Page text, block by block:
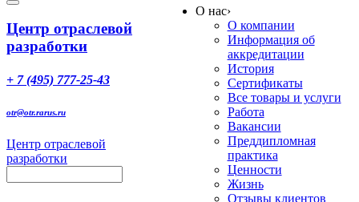
Toggle
Центр отраслевой
разработки
+ 7 (495) 777-25-43
otr@otr.rarus.ru
Центр отраслевой
разработки
О нас›
О компании
Информация об
аккредитации
История
Сертификаты
Все товары и услуги
Работа
Вакансии
Преддипломная
практика
Ценности
Жизнь
Отзывы клиентов